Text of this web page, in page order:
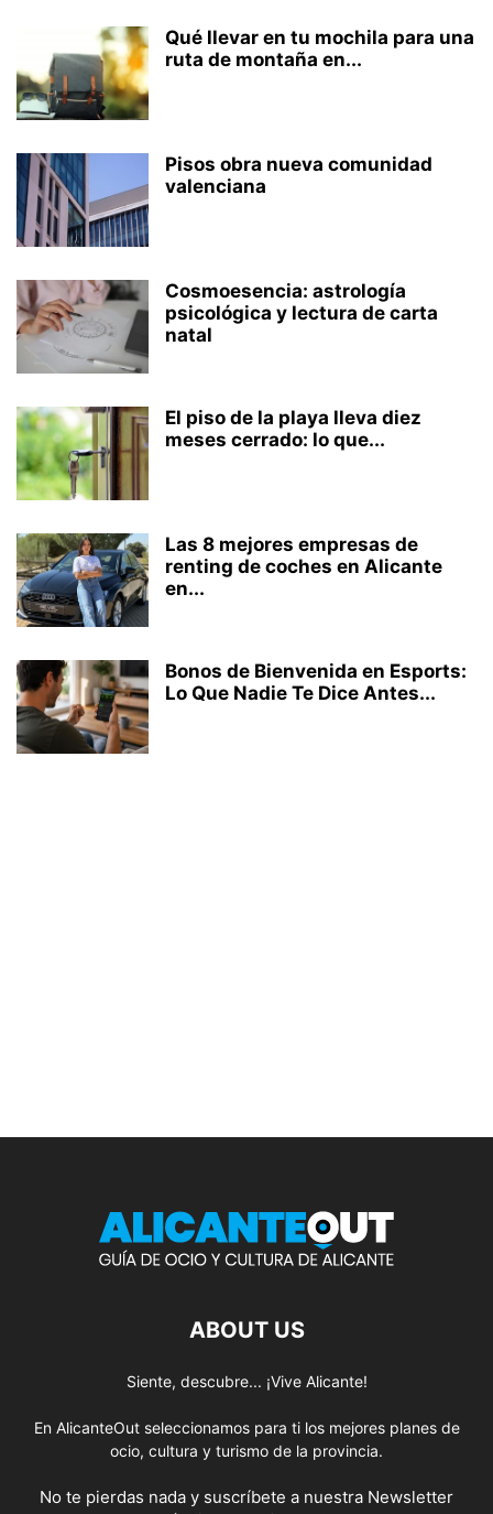
Qué llevar en tu mochila para una
ruta de montaña en...
Pisos obra nueva comunidad
valenciana
Cosmoesencia: astrología
psicológica y lectura de carta
natal
El piso de la playa lleva diez
meses cerrado: lo que...
Las 8 mejores empresas de
renting de coches en Alicante
en...
Bonos de Bienvenida en Esports:
Lo Que Nadie Te Dice Antes...
ABOUT US
Siente, descubre... ¡Vive Alicante!
En AlicanteOut seleccionamos para ti los mejores planes de
ocio, cultura y turismo de la provincia.
No te pierdas nada y suscríbete a nuestra Newsletter